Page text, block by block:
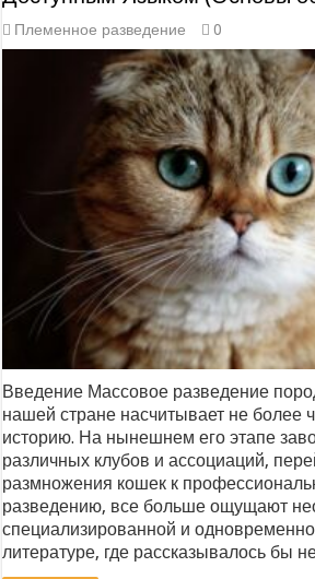
Племенное разведение 0
Введение Массовое разведение
нашей стране насчитывает не более
историю. На нынешнем его этапе
различных клубов и ассоциаций,
размножения кошек к
разведению, все больше ощущают
специализированной и
литературе, где рассказывалось бы